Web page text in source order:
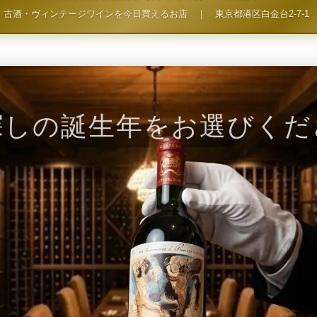
古酒・ヴィンテージワインを今日買えるお店｜ 東京都港区白金台2-7-1
の誕生年をお選びく